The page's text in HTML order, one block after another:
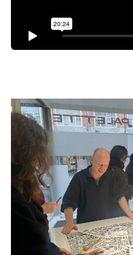
Alice De Fanti (Italië), Amna
Savoie (Frankrijk), Chiara
(Italië), Mariam Beridze
Wissal Bettiabi (Tunesië),
Mine(d).
Met steun vanOasis, het
Paramour
#urbanism #brussels
#EuropeseWijk